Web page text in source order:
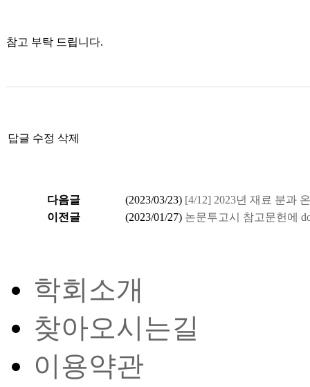
참고 부탁 드립니다.
답글 수정 삭제
다음글 (2023/03/23) [4/12] 2023년 재료 분과
이전글
(2023/01/27) 논문투고시 참고문헌에
학회소개
찾아오시는길
이용약관